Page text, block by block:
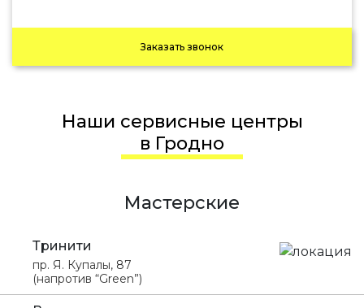
Заказать звонок
Наши сервисные центры
в Гродно
Мастерские
Тринити
пр. Я. Купалы, 87
(напротив “Green”)